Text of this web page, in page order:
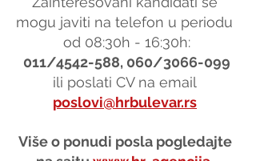
mogu javiti na telefon u periodu
od 08:30h - 16:30h:
011/4542-588, 060/3066-099
ili poslati CV na email
poslovi@hrbulevar.rs
Više o ponudi posla pogledajte